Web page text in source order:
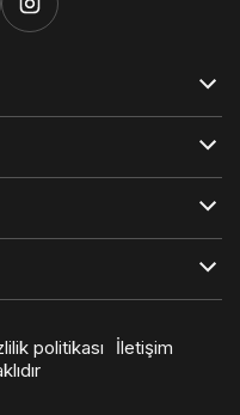
politikası
İletişim